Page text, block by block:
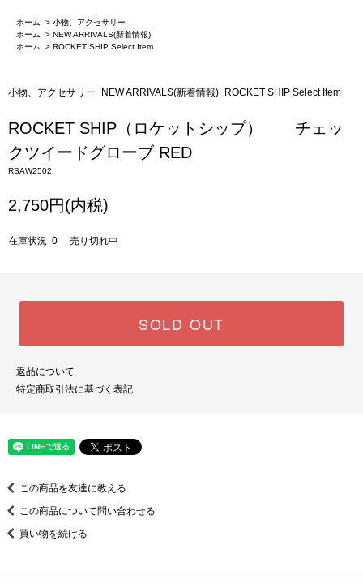
ホーム > 小物、アクセサリー
ホーム
> NEW ARRIVALS(新着情報)
ホーム
> ROCKET SHIP Select Item
小物、アクセサリー NEW ARRIVALS(新着情報) ROCKET SHIP Select Item
ROCKET SHIP（ロケットシップ） チェッ
クツイードグローブ RED
RSAW2502
2,750円(内税)
在庫状況 0 売り切れ中
SOLD OUT
返品について
特定商取引法に基づく表記
この商品を友達に教える
この商品について問い合わせる
買い物を続ける